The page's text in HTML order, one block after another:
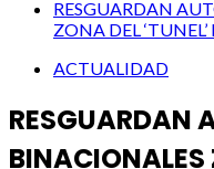
RESGUARDAN
ZONA DEL
ACTUALIDAD
RESGUARDAN
BINACIONALES